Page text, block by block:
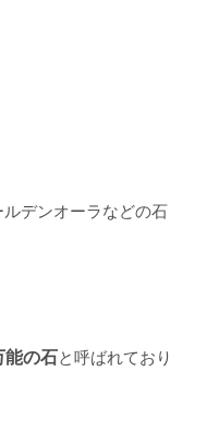
デンオーラなどの石
能の石と呼ばれており